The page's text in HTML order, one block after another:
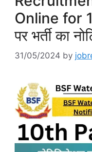
Online for
पर भर्ती का
31/05/2024 by